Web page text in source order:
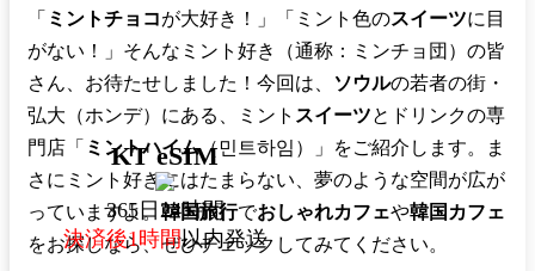
KT eSIM
365日24時間
決済後1時間以内発送
「 ミントチョコが大好き！」「ミント色のスイーツに目
がない！」そんなミント好き（通称：ミンチョ団）の皆
さん、お待たせしました！今回は、
ソウルの若者の街・
弘大（ホンデ）にある、ミント スイーツとドリンクの専
門店「 ミントハイム（민트하임）」をご紹介します。ま
さにミント好きにはたまらない、夢のような空間が広が
っていますよ。韓国旅行でおしゃれカフェや韓国カフェ
をお探しなら、ぜひチェックしてみてください。